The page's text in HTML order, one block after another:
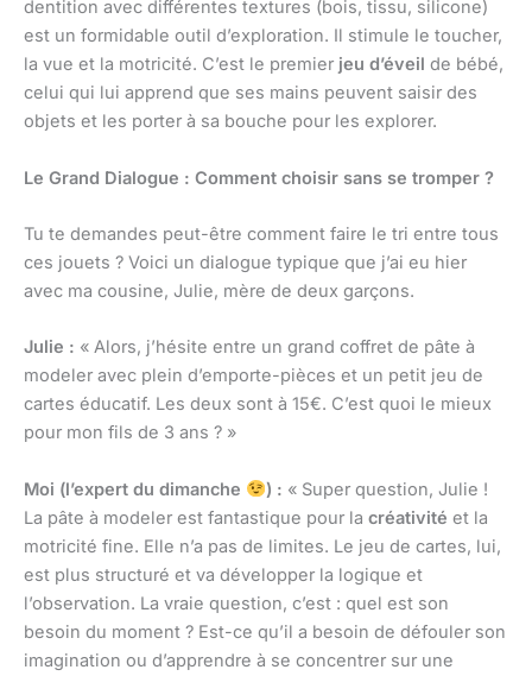
dentition avec différentes textures (bois, tissu, silicone)
est un formidable outil d’exploration. Il stimule le toucher,
la vue et la motricité. C’est le premier jeu d’éveil de bébé,
celui qui lui apprend que ses mains peuvent saisir des
objets et les porter à sa bouche pour les explorer.
Le Grand Dialogue : Comment choisir sans se tromper ?
Tu te demandes peut-être comment faire le tri entre tous
ces jouets ? Voici un dialogue typique que j’ai eu hier
avec ma cousine, Julie, mère de deux garçons.
Julie : « Alors, j’hésite entre un grand coffret de pâte à
modeler avec plein d’emporte-pièces et un petit jeu de
cartes éducatif. Les deux sont à 15€. C’est quoi le mieux
pour mon fils de 3 ans ? »
Moi (l’expert du dimanche ) : « Super question, Julie !
La pâte à modeler est fantastique pour la créativité et la
motricité fine. Elle n’a pas de limites. Le jeu de cartes, lui,
est plus structuré et va développer la logique et
l’observation. La vraie question, c’est : quel est son
besoin du moment ? Est-ce qu’il a besoin de défouler son
imagination ou d’apprendre à se concentrer sur une